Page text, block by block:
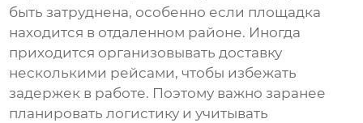
быть затруднена, особенно если площадка
находится в отдаленном районе. Иногда
приходится организовывать доставку
несколькими рейсами, чтобы избежать
задержек в работе. Поэтому важно заранее
планировать логистику и учитывать